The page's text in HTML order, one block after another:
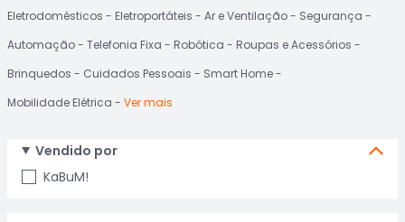
Eletrodomésticos
Eletroportáteis Ar e Ventilação
Segurança
Automação
Telefonia Fixa Robótica
Roupas e Acessórios
Brinquedos
Cuidados Pessoais
Smart Home
Mobilidade Elétrica
Ver mais
Vendido por
KaBuM!